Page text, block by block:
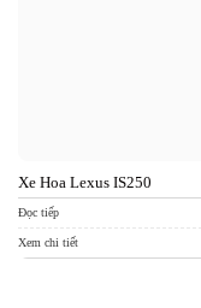
Xe Hoa Lexus IS250
Đọc tiếp
Xem chi tiết